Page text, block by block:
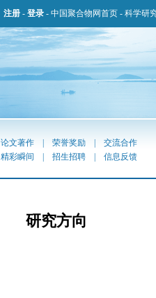
注册 - 登录 - 中国聚合物网首页 - 科学研
论文著作 荣誉奖励 交流合作
精彩瞬间 招生招聘 信息反馈
研究方向